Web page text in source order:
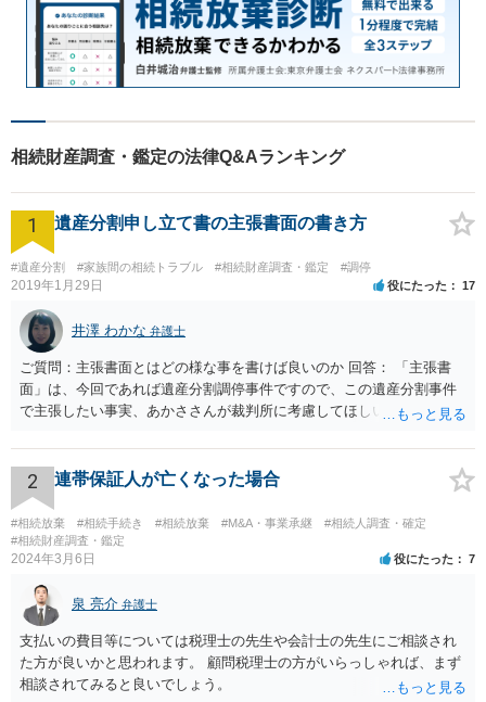
相続財産調査・鑑定の法律Q&Aランキング
1 遺産分割申し立て書の主張書面の書き方
#遺産分割 #家族間の相続トラブル #相続財産調査・鑑定 #調停
2019年1月29日 役にたった 17
井澤 わかな 弁護士
ご質問：主張書面とはどの様な事を書けば良いのか 回答： 「主張書
面」は、今回であれば遺産分割調停事件ですので、この遺産分割事件
で主張したい事実、あかささんが裁判所に考慮してほしいと思う、亡
ります。 もし、主張したい事実や考慮してほしい事情に関連して
資料を持っているようであれば、主張書面とは別で提出できます。も
し、お姉さんに見られたくないような資料がある場合、「非開示の希
望に関する申出書」と共に提出することも考えられます。 ご質問：書
いた方が良い事と書かない方が良い事 回答： お姉さんが申立書の「申
立ての趣旨」のところに書いている遺産の分け方に対して意見があれ
ば、まずそれを書くとよいです。 次に「申立ての理由」のところに、
なぜ調停を申し立てたのか(例えば、あかささんと話合いが出来ない／
決裂した、など)や亡くなった方・あかささん・お姉さん間の事情やい
きさつなどが書かれていると思うので、あかささんから見てそれは違
うと感じるところは、どのように違うのか、など書くとよいです。 そ
の他、お姉さんの申立書には書かれていないけど、どのように遺産を
2 連帯保証人が亡くなった場合
#相続放棄 #相続手続き #相続放棄 #M&A・事業承継
#相続人調査・確定
#相続財産調査・鑑定
2024年3月6日 役にたった 7
泉 亮介 弁護士
支払いの費目等については税理士の先生や会計士の先生にご相談され
た方が良いかと思われます。 顧問税理士の方がいらっしゃれば、まず
相談されてみると良いでしょう。